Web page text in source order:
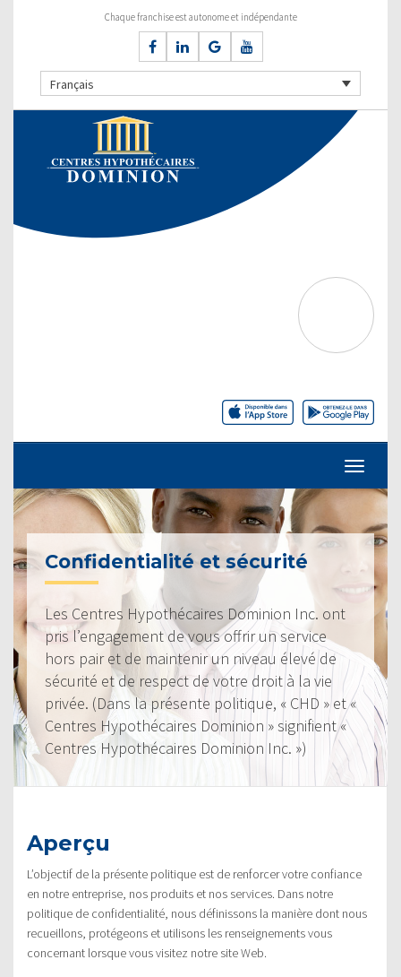
Chaque franchise est autonome et indépendante
Français
Confidentialité et sécurité
Les Centres Hypothécaires Dominion Inc. ont
pris l’engagement de vous offrir un service
hors pair et de maintenir un niveau élevé de
sécurité et de respect de votre droit à la vie
privée. (Dans la présente politique, « CHD » et «
Centres Hypothécaires Dominion » signifient «
Centres Hypothécaires Dominion Inc. »)
Aperçu
L’objectif de la présente politique est de renforcer votre confiance
en notre entreprise, nos produits et nos services. Dans notre
politique de confidentialité, nous définissons la manière dont nous
recueillons, protégeons et utilisons les renseignements vous
concernant lorsque vous visitez notre site Web.